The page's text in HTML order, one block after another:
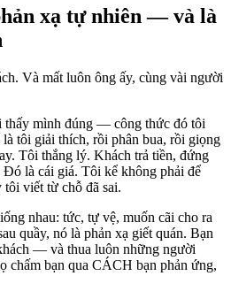
xạ tự nhiên — và là
Và mất luôn ông ấy, cùng vài người
thấy mình đúng — công thức đó tôi
tôi giải thích, rồi phân bua, rồi giọng
Tôi thắng lý. Khách trả tiền, đứng
là cái giá. Tôi kể không phải để
viết từ chỗ đã sai.
nhau: tức, tự vệ, muốn cãi cho ra
quầy, nó là phản xạ giết quán. Bạn
— và thua luôn những người
chấm bạn qua CÁCH bạn phản ứng,